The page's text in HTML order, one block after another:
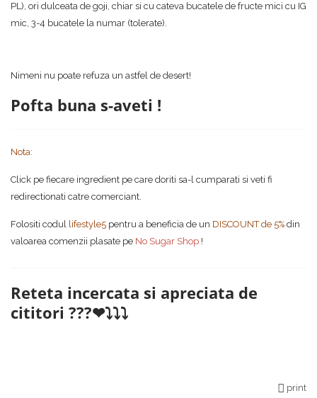
PL), ori dulceata de goji, chiar si cu cateva bucatele de fructe mici cu IG
mic, 3-4 bucatele la numar (tolerate).
Nimeni nu poate refuza un astfel de desert!
Pofta buna s-aveti !
Nota:
Click pe fiecare ingredient pe care doriti sa-l cumparati si veti fi
redirectionati catre comerciant.
Folositi codul lifestyle5 pentru a beneficia de un DISCOUNT de 5% din
valoarea comenzii plasate pe No Sugar Shop !
Reteta incercata si apreciata de
cititori ???❤⤵⤵⤵
print